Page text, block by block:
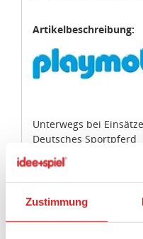
Zustimmung
Artikelbeschreibung:
Unterwegs bei
Deutsches Sportpferd
Angaben zur